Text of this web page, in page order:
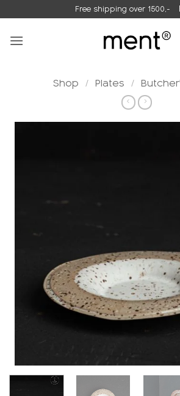
to
content
Free shipping over 1500,-
Shop / Plates /